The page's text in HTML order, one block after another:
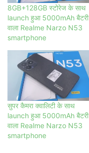
8GB+128GB स्टोरेज के साथ
launch हुआ 5000mAh बैटरी
वाला Realme Narzo N53
smartphone
सुपर कैमरा क्वालिटी के साथ
launch हुआ 5000mAh बैटरी
वाला Realme Narzo N53
smartphone